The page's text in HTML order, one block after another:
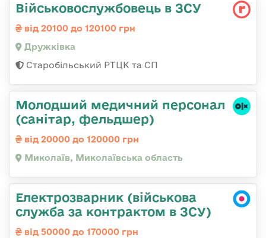
Військовослужбовець в ЗСУ
від 20100 до 120100 грн
Дружківка
Старобільський РТЦК та СП
Молодший медичний персонал
(санітар, фельдшер)
від 20000 до 120000 грн
Миколаїв, Миколаївська область
Електрозварник (військова
служба за контрактом в ЗСУ)
від 50000 до 170000 грн